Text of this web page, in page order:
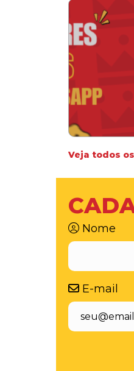
Veja todos
Nome
E-mail